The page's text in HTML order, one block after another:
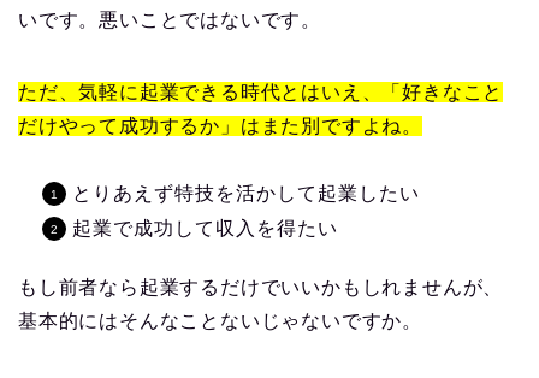
いです。悪いことではないです。
ただ、気軽に起業できる時代とはいえ、「好きなこと
だけやって成功するか」はまた別ですよね。
とりあえず特技を活かして起業したい
起業で成功して収入を得たい
もし前者なら起業するだけでいいかもしれませんが、
基本的にはそんなことないじゃないですか。